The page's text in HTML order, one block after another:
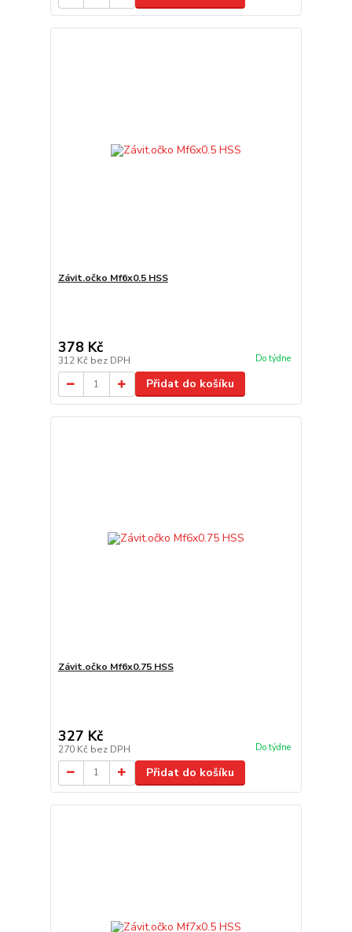
Závit.očko Mf6x0.5 HSS
378 Kč
312 Kč bez DPH Do týdne
Přidat do košíku
Závit.očko Mf6x0.75 HSS
327 Kč
270 Kč bez DPH Do týdne
Přidat do košíku